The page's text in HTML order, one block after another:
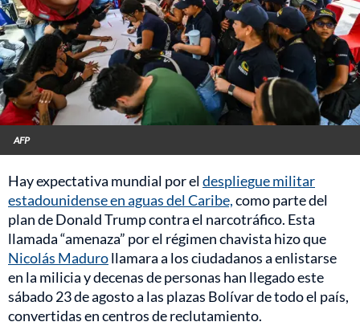
AFP
Hay expectativa mundial por eldespliegue militar
estadounidense en aguas del Caribe,como parte del
plan de Donald Trump contra el narcotráfico. Esta
llamada “amenaza” por el régimen chavista hizo que
Nicolás Madurollamara a los ciudadanos a enlistarse
en la milicia y decenas de personas han llegado este
sábado 23 de agosto a las plazas Bolívar de todo el país,
convertidas en centros de reclutamiento.